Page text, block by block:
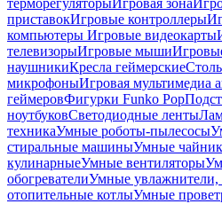
терморегуляторыИгровая зона
приставокИгровые контроллеры
компьютеры Игровые видеокарты
телевизорыИгровые мыши
наушникиКресла геймерские
микрофоныИгровая мультимедиа
геймеровФигурки Funko Pop
ноутбуковСветодиодные ленты
техникаУмные роботы-пылесосы
стиральные машиныУмные
кулинарныеУмные вентиляторы
обогревателиУмные увлажнители,
отопительные котлыУмные